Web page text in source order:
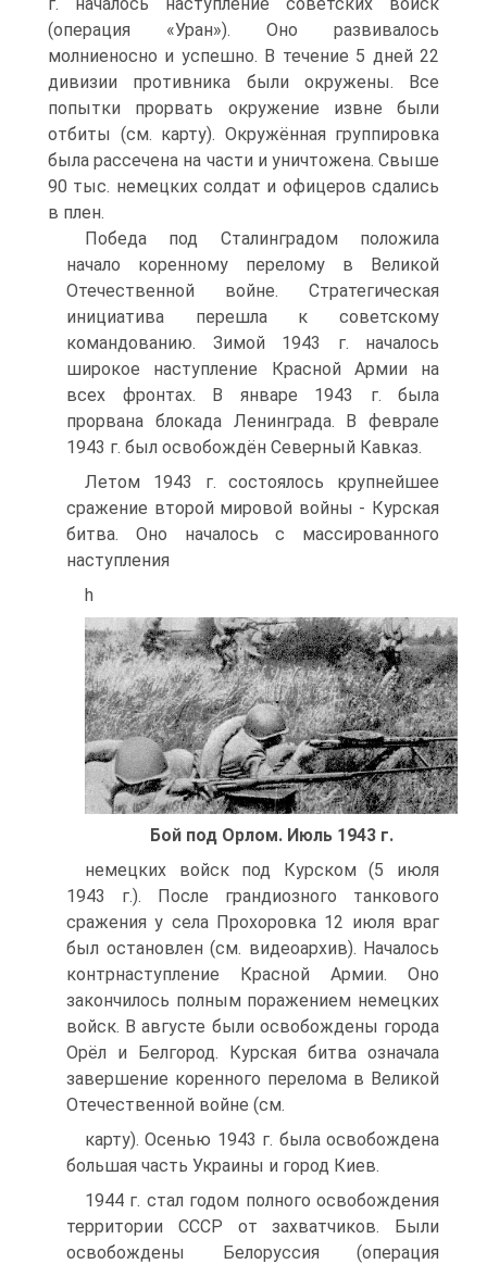
(операция «Уран»). Оно развивалось
молниеносно и успешно. В течение 5 дней 22
дивизии противника были окружены. Все
попытки прорвать окружение извне были
отбиты (см. карту). Окружённая группировка
была рассечена на части и уничтожена. Свыше
90 тыс. немецких солдат и офицеров сдались
в плен.
Победа под Сталинградом положила
начало коренному перелому в Великой
Отечественной войне. Стратегическая
инициатива перешла к советскому
командованию. Зимой 1943 г. началось
широкое наступление Красной Армии на
всех фронтах. В январе 1943 г. была
прорвана блокада Ленинграда. В феврале
1943 г. был освобождён Северный Кавказ.
Летом 1943 г. состоялось крупнейшее
сражение второй мировой войны - Курская
битва. Оно началось с массированного
наступления
h
Бой под Орлом. Июль 1943 г.
немецких войск под Курском (5 июля
1943 г.). После грандиозного танкового
сражения у села Прохоровка 12 июля враг
был остановлен (см. видеоархив). Началось
контрнаступление Красной Армии. Оно
закончилось полным поражением немецких
войск. В августе были освобождены города
Орёл и Белгород. Курская битва означала
завершение коренного перелома в Великой
Отечественной войне (см.
карту). Осенью 1943 г. была освобождена
большая часть Украины и город Киев.
1944 г. стал годом полного освобождения
территории СССР от захватчиков. Были
освобождены Белоруссия (операция